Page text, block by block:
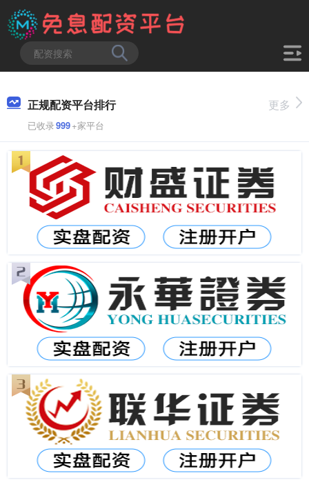
正规配资平台排行
已收录999+家平台
更多